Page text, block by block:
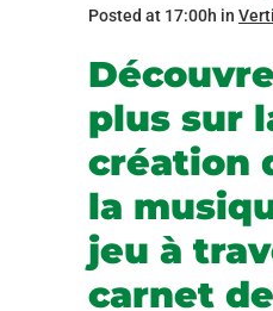
Posted at 17:00h in
plus sur
création
la
jeu à
carnet de